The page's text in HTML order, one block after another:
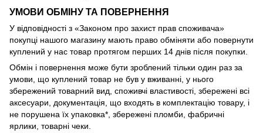
УМОВИ ОБМІНУ ТА ПОВЕРНЕННЯ
У відповідності з «Законом про захист прав споживача»
покупці нашого магазину мають право обміняти або повернути
куплений у нас товар протягом перших 14 днів після покупки.
Обмін і повернення може бути зроблений тільки один раз за
умови, що куплений товар не був у вживанні, у нього
збережений товарний вид, споживчі властивості, збережені всі
аксесуари, документація, що входять в комплектацію товару, і
не порушена їх упаковка*, збережені пломби, фабричні
ярлики, товарні чеки.